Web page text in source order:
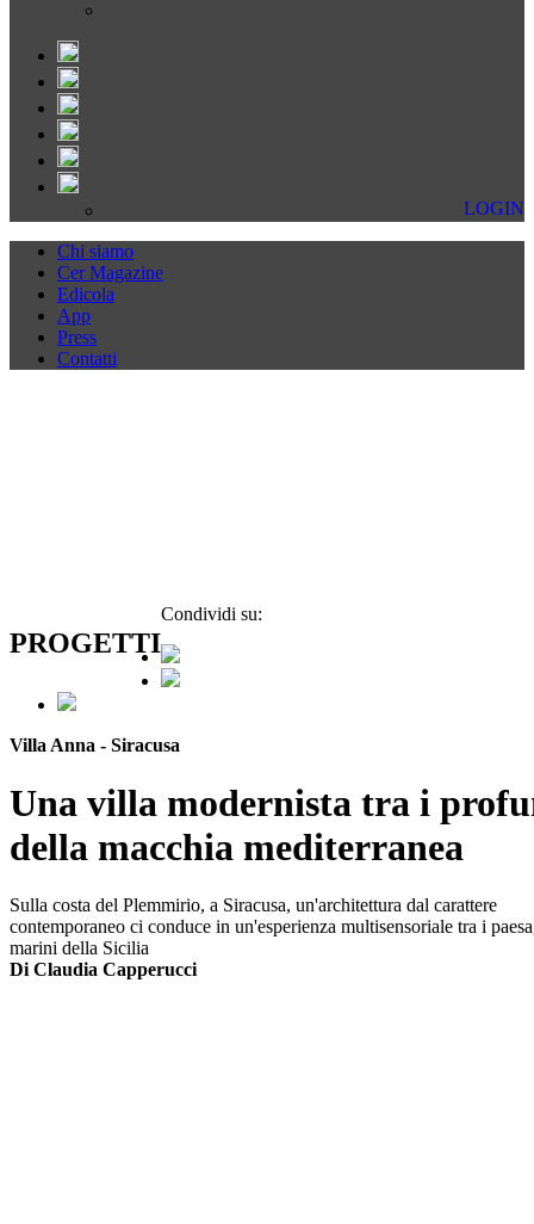
LOGIN
Chi siamo
Cer Magazine
Edicola
App
Press
Contatti
PROGETTI
Condividi su:
Villa Anna - Siracusa
Una villa modernista tra i
della macchia mediterranea
Sulla costa del Plemmirio, a Siracusa, un'architettura dal carattere
contemporaneo ci conduce in un'esperienza multisensoriale tra i
marini della Sicilia
Di Claudia Capperucci